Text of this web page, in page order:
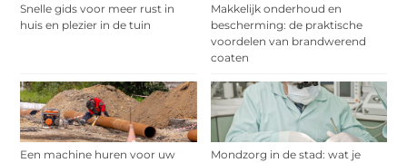
Snelle gids voor meer rust in
huis en plezier in de tuin
Makkelijk onderhoud en
bescherming: de praktische
voordelen van brandwerend
coaten
Een machine huren voor uw
Mondzorg in de stad: wat je